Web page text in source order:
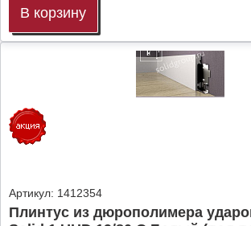
В корзину
Артикул: 1412354
Плинтус из дюрополимера